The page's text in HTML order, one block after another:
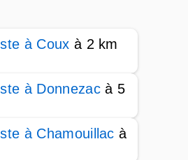
à Coux à 2 km
à Donnezacà 5
à Chamouillac à